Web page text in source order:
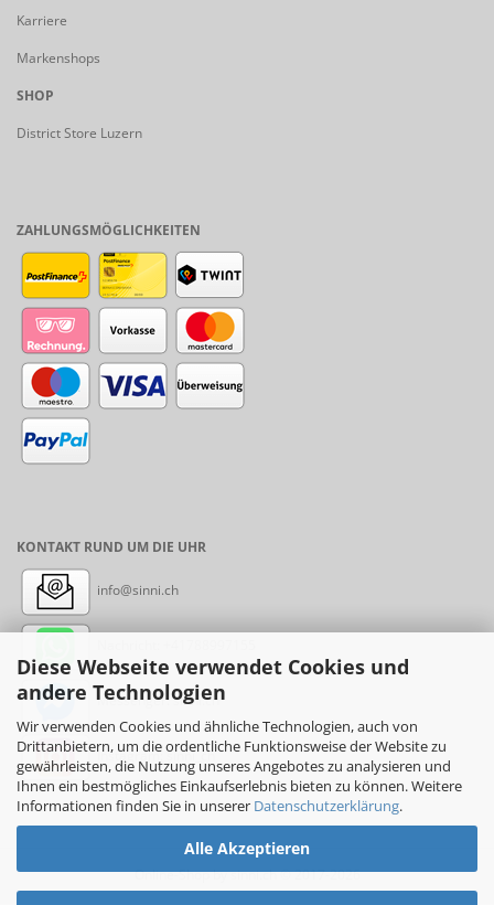
Diese Webseite verwendet Cookies und
andere Technologien
Wir verwenden Cookies und ähnliche Technologien, auch von
Drittanbietern, um die ordentliche Funktionsweise der Website zu
gewährleisten, die Nutzung unseres Angebotes zu analysieren und
Ihnen ein bestmögliches Einkaufserlebnis bieten zu können. Weitere
Informationen finden Sie in unserer Datenschutzerklärung.
Alle Akzeptieren
Karriere
Markenshops
SHOP
District Store Luzern
ZAHLUNGSMÖGLICHKEITEN
KONTAKT RUND UM DIE UHR
info@sinni.ch
Messenger: sinni.ch
Instagram: sinni_ch
Online-Shopby sinni.ch © 2017-2026